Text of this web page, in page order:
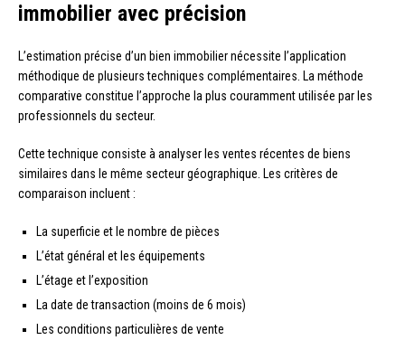
immobilier avec précision
L’estimation précise d’un bien immobilier nécessite l’application
méthodique de plusieurs techniques complémentaires. La méthode
comparative constitue l’approche la plus couramment utilisée par les
professionnels du secteur.
Cette technique consiste à analyser les ventes récentes de biens
similaires dans le même secteur géographique. Les critères de
comparaison incluent :
La superficie et le nombre de pièces
L’état général et les équipements
L’étage et l’exposition
La date de transaction (moins de 6 mois)
Les conditions particulières de vente